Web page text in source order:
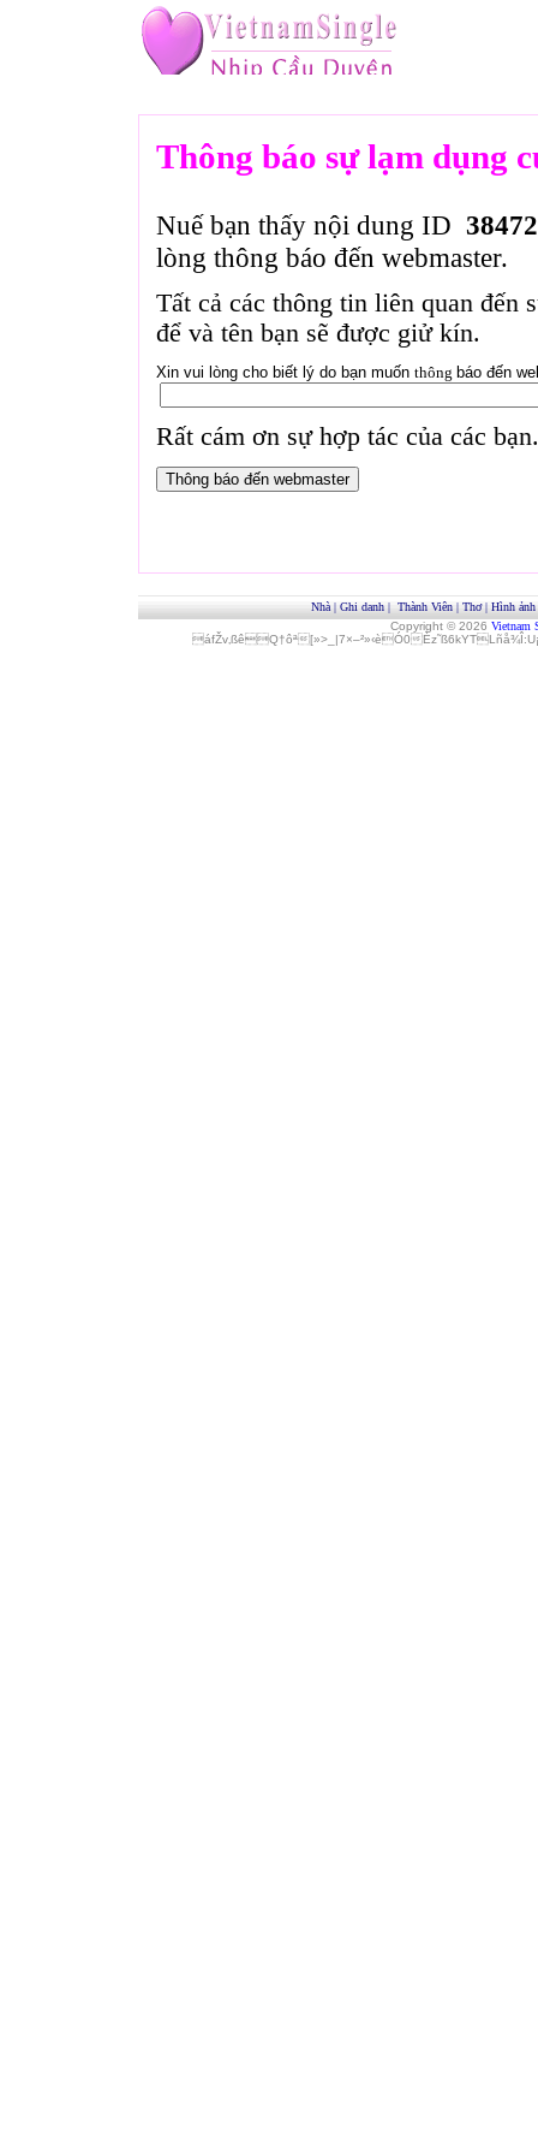
Thông báo sự lạm dụng
Nuế bạn thấy nội dung ID
lòng thông báo đến webmaster.
Tất cả các thông tin liên quan đến
để và tên bạn sẽ được giử kín.
Xin vui lòng cho biết lý do bạn muốn thông báo đến
Rất cám ơn sự hợp tác của các bạn.
Nhà | Ghi danh | Thành Viên | Thơ| Hình ảnh
Copyright © 2026 Vietnam
áfŽv‚ßêQ†ôª[»>_|7×–²»‹èÓ0